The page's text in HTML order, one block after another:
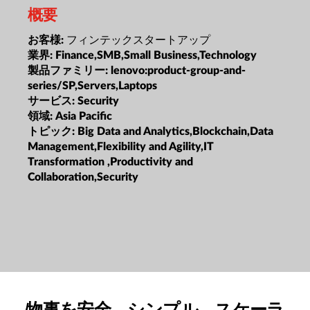
概要
お客様: フィンテックスタートアップ
業界: Finance,SMB,Small Business,Technology
製品ファミリー: lenovo:product-group-and-
series/SP,Servers,Laptops
サービス: Security
領域: Asia Pacific
トピック: Big Data and Analytics,Blockchain,Data
Management,Flexibility and Agility,IT
Transformation ,Productivity and
Collaboration,Security